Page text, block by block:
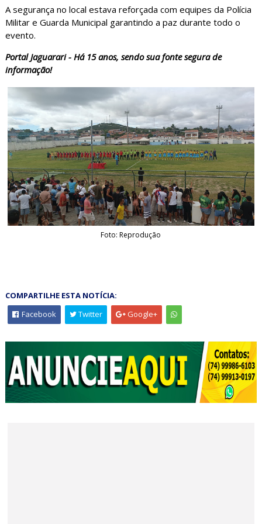
A segurança no local estava reforçada com equipes da Polícia
Militar e Guarda Municipal garantindo a paz durante todo o
evento.
Portal Jaguarari - Há 15 anos, sendo sua fonte segura de
informação!
Foto: Reprodução
COMPARTILHE ESTA NOTÍCIA:
Facebook
Twitter Google+